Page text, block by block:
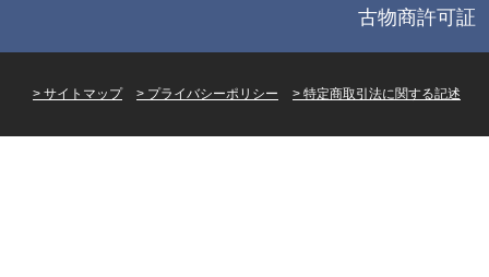
古物商許可
サイトマップ プライバシーポリシー 特定商取引法に関する記述